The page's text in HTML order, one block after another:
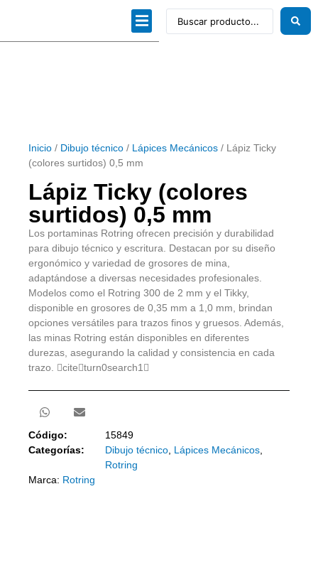
Inicio / Dibujo técnico / Lápices Mecánicos / Lápiz Ticky
(colores surtidos) 0,5 mm
Lápiz Ticky (colores
surtidos) 0,5 mm
Los portaminas Rotring ofrecen precisión y durabilidad
para dibujo técnico y escritura. Destacan por su diseño
ergonómico y variedad de grosores de mina,
adaptándose a diversas necesidades profesionales.
Modelos como el Rotring 300 de 2 mm y el Tikky,
disponible en grosores de 0,35 mm a 1,0 mm, brindan
opciones versátiles para trazos finos y gruesos. Además,
las minas Rotring están disponibles en diferentes
durezas, asegurando la calidad y consistencia en cada
trazo. citeturn0search1
Código:
15849
Categorías:
Dibujo técnico, Lápices Mecánicos,
Rotring
Marca: Rotring